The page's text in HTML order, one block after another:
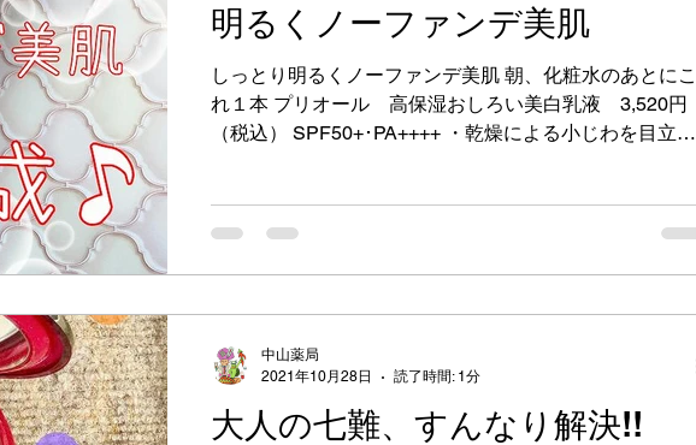
明るくノーファンデ美肌
しっとり明るくノーファンデ美肌 朝、化粧水のあとにこ
れ１本 プリオール 高保湿おしろい美白乳液 3,520円
（税込） SPF50+･PA++++ ・乾燥による小じわを目立た
大人の七難、すんなり解決!!
中山薬局
2021年10月28日
読了時間: 1分